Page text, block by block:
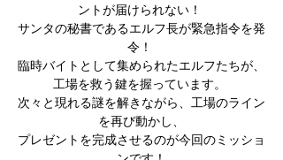
ントが届けられない！
サンタの秘書であるエルフ長が緊急指令を発
令！
臨時バイトとして集められたエルフたちが、
工場を救う鍵を握っています。
次々と現れる謎を解きながら、工場のライン
を再び動かし、
プレゼントを完成させるのが今回のミッショ